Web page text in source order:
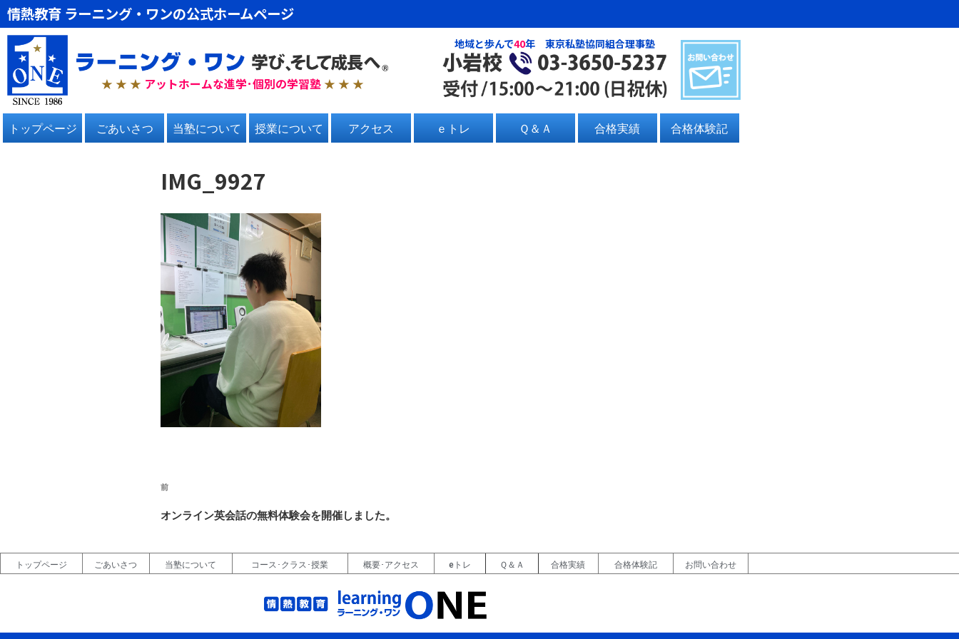
情熱教育 ラーニング・ワンの公式ホームページ
★ ★ ★ アットホームな進学･個別の学習塾★ ★ ★
地域と歩んで40年 東京私塾協同組合理事塾
トップページ ごあいさつ 当塾について 授業について アクセス ｅトレ Ｑ＆Ａ 合格実績 合格体験記
IMG_9927
前
オンライン英会話の無料体験会を開催しました。
トップページ ごあいさつ 当塾について コース･クラス･授業 概要･アクセス eトレ Ｑ＆Ａ 合格実績 合格体験記 お問い合わせ